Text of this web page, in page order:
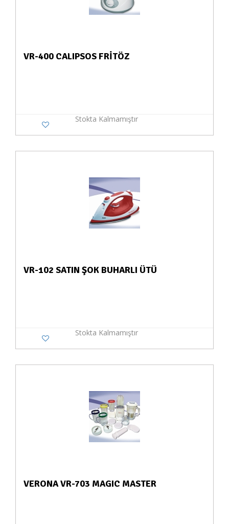
VR-400 CALIPSOS FRİTÖZ
Stokta Kalmamıştır
VR-102 SATIN ŞOK BUHARLI ÜTÜ
Stokta Kalmamıştır
VERONA VR-703 MAGIC MASTER